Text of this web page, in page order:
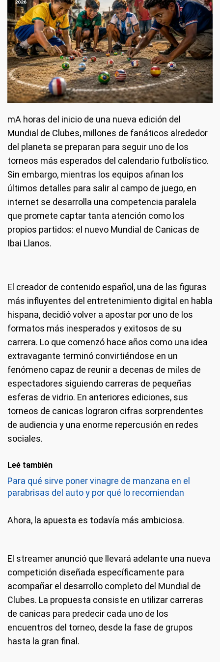
mA horas del inicio de una nueva edición del
Mundial de Clubes, millones de fanáticos alrededor
del planeta se preparan para seguir uno de los
torneos más esperados del calendario futbolístico.
Sin embargo, mientras los equipos afinan los
últimos detalles para salir al campo de juego, en
internet se desarrolla una competencia paralela
que promete captar tanta atención como los
propios partidos: el nuevo Mundial de Canicas de
Ibai Llanos.
El creador de contenido español, una de las figuras
más influyentes del entretenimiento digital en habla
hispana, decidió volver a apostar por uno de los
formatos más inesperados y exitosos de su
carrera. Lo que comenzó hace años como una idea
extravagante terminó convirtiéndose en un
fenómeno capaz de reunir a decenas de miles de
espectadores siguiendo carreras de pequeñas
esferas de vidrio. En anteriores ediciones, sus
torneos de canicas lograron cifras sorprendentes
de audiencia y una enorme repercusión en redes
sociales.
Leé también
Para qué sirve poner vinagre de manzana en el
parabrisas del auto y por qué lo recomiendan
Ahora, la apuesta es todavía más ambiciosa.
El streamer anunció que llevará adelante una nueva
competición diseñada específicamente para
acompañar el desarrollo completo del Mundial de
Clubes. La propuesta consiste en utilizar carreras
de canicas para predecir cada uno de los
encuentros del torneo, desde la fase de grupos
hasta la gran final.